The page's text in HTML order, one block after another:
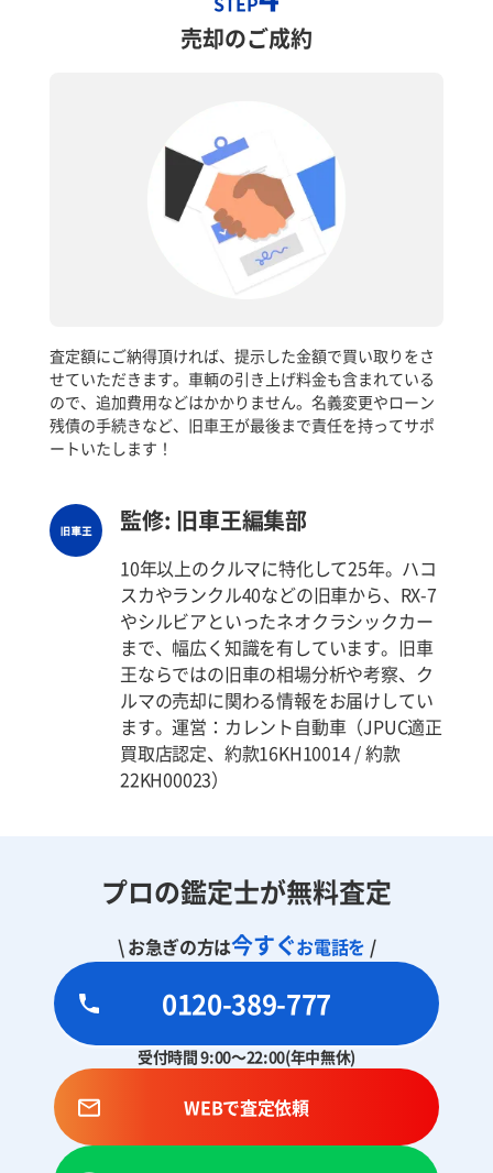
売却のご成約
査定額にご納得頂ければ、提示した金額で買い取りをさ
せていただきます。車輌の引き上げ料金も含まれている
ので、追加費用などはかかりません。名義変更やローン
残債の手続きなど、旧車王が最後まで責任を持ってサポ
ートいたします！
監修: 旧車王編集部
10年以上のクルマに特化して25年。ハコ
スカやランクル40などの旧車から、RX-7
やシルビアといったネオクラシックカー
まで、幅広く知識を有しています。旧車
王ならではの旧車の相場分析や考察、ク
ルマの売却に関わる情報をお届けしてい
ます。運営：カレント自動車（JPUC適正
買取店認定、約款16KH10014 / 約款
22KH00023）
プロの鑑定士が無料査定
\ お急ぎの方は今すぐお電話を /
0120-389-777
受付時間 9:00～22:00(年中無休)
WEBで査定依頼